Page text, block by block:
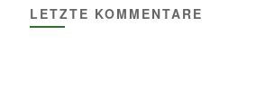
LETZTE KOMMENTARE